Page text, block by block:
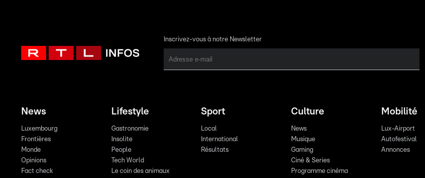
Inscrivez-vous à notre Newsletter
News
Luxembourg
Frontières
Monde
Opinions
Fact check
Lifestyle
Gastronomie
Insolite
People
Tech World
Le coin des animaux
Sport
Local
International
Résultats
Culture
News
Musique
Gaming
Ciné & Series
Programme cinéma
Mobilité
Lux-Airport
Autofestival
Annonces